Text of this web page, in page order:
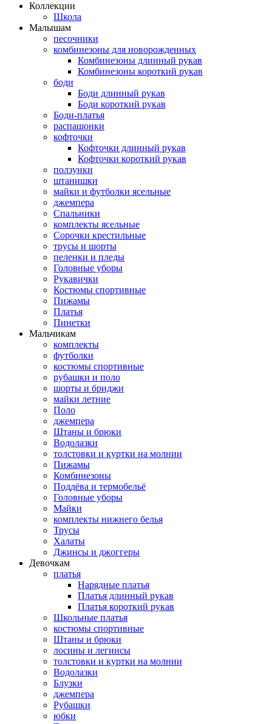
Коллекции
Школа
Малышам
песочники
комбинезоны для новорожденных
Комбинезоны длинный рукав
Комбинезоны короткий рукав
боди
Боди длинный рукав
Боди короткий рукав
Боди-платья
распашонки
кофточки
Кофточки длинный рукав
Кофточки короткий рукав
ползунки
штанишки
майки и футболки ясельные
джемпера
Спальники
комплекты ясельные
Сорочки крестильные
трусы и шорты
пеленки и пледы
Головные уборы
Рукавички
Костюмы спортивные
Пижамы
Платья
Пинетки
Мальчикам
комплекты
футболки
костюмы спортивные
рубашки и поло
шорты и бриджи
майки летние
Поло
джемпера
Штаны и брюки
Водолазки
толстовки и куртки на молнии
Пижамы
Комбинезоны
Поддёва и термобельё
Головные уборы
Майки
комплекты нижнего белья
Трусы
Халаты
Джинсы и джоггеры
Девочкам
платья
Нарядные платья
Платья длинный рукав
Платья короткий рукав
Школьные платья
костюмы спортивные
Штаны и брюки
лосины и легинсы
толстовки и куртки на молнии
Водолазки
Блузки
джемпера
Рубашки
юбки